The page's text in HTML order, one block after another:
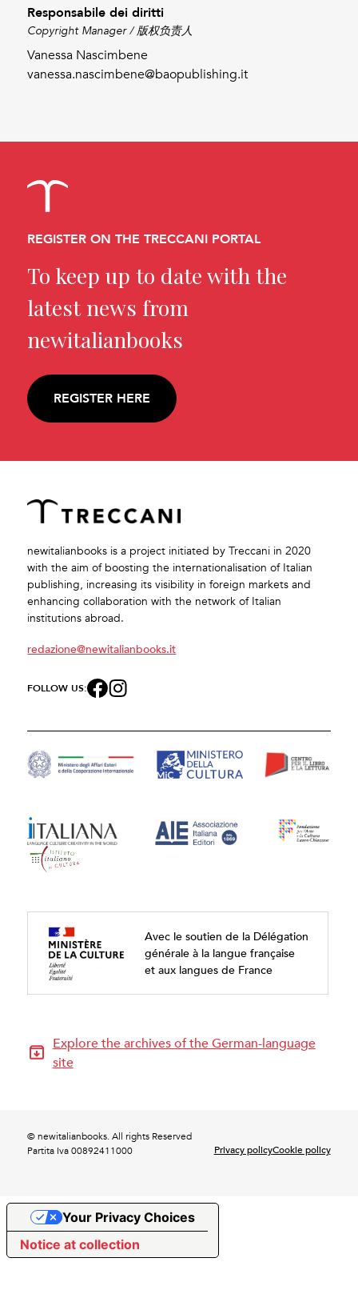
Responsabile dei diritti
Copyright Manager / 版权负责人
Vanessa Nascimbene
vanessa.nascimbene@baopublishing.it
REGISTER ON THE TRECCANI PORTAL
To keep up to date with the
latest news from
newitalianbooks
REGISTER HERE
newitalianbooks is a project initiated by Treccani in 2020
with the aim of boosting the internationalisation of Italian
publishing, increasing its visibility in foreign markets and
enhancing collaboration with the network of Italian
institutions abroad.
redazione@newitalianbooks.it
FOLLOW US:
Avec le soutien de la Délégation
générale à la langue française
et aux langues de France
Explore the archives of the German-language
site
© newitalianbooks. All rights Reserved
Partita Iva 00892411000
Privacy policyCookie policy
Notice at collection
Your Privacy Choices